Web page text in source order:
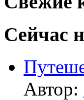
Сейчас
Автор: